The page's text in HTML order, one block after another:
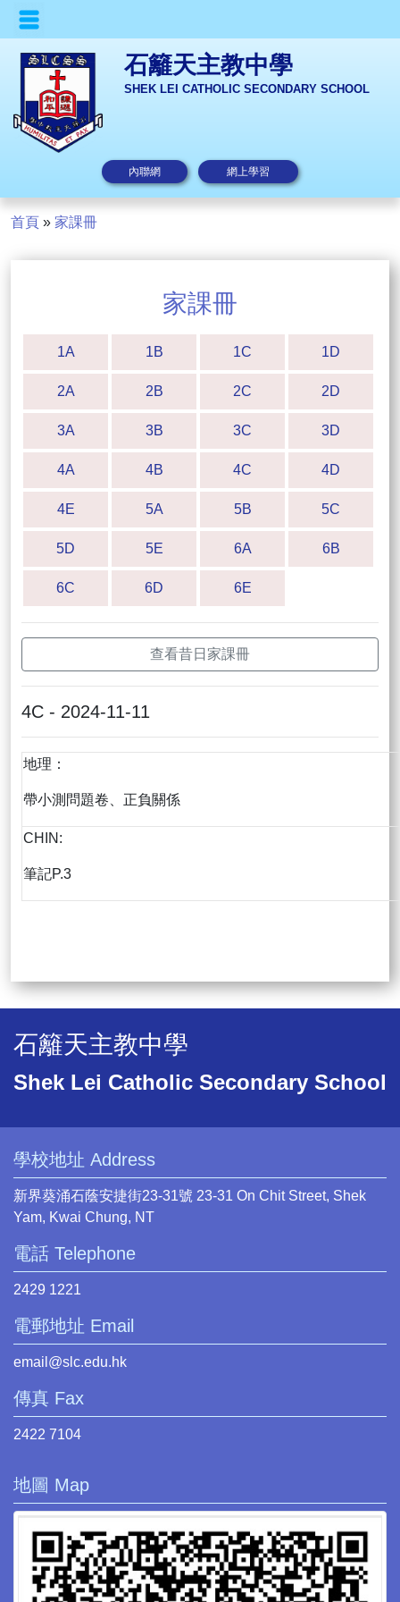
石籬天主教中學
SHEK LEI CATHOLIC SECONDARY SCHOOL
內聯網 網上學習
首頁 » 家課冊
家課冊
1A 1B 1C 1D
2A 2B 2C 2D
3A 3B 3C 3D
4A 4B 4C 4D
4E 5A 5B 5C
5D 5E 6A 6B
6C 6D 6E
查看昔日家課冊
4C - 2024-11-11
地理：
帶小測問題卷、正負關係
CHIN:
筆記P.3
石籬天主教中學
Shek Lei Catholic Secondary School
學校地址 Address
新界葵涌石蔭安捷街23-31號 23-31 On Chit Street, Shek
Yam, Kwai Chung, NT
電話 Telephone
2429 1221
電郵地址 Email
email@slc.edu.hk
傳真 Fax
2422 7104
地圖 Map